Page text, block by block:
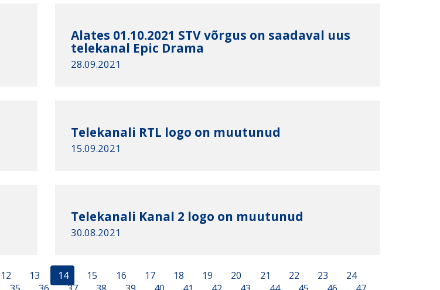
Alates 01.10.2021 STV võrgus on saadaval uus
telekanal Epic Drama
28.09.2021
Telekanali RTL logo on muutunud
15.09.2021
Telekanali Kanal 2 logo on muutunud
30.08.2021
12 13 14 15 16 17 18 19 20 21 22 23
24